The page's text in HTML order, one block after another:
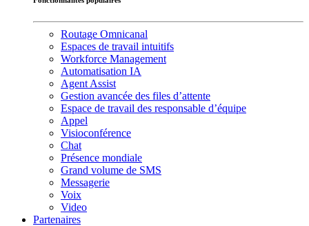
Routage Omnicanal
Espaces de travail intuitifs
Workforce Management
Automatisation IA
Agent Assist
Gestion avancée des files d’attente
Espace de travail des responsable d’équipe
Appel
Visioconférence
Chat
Présence mondiale
Grand volume de SMS
Messagerie
Voix
Video
Partenaires